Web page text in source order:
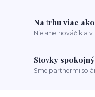
Na trhu viac
Nie sme nováčik a
Stovky
Sme partnermi